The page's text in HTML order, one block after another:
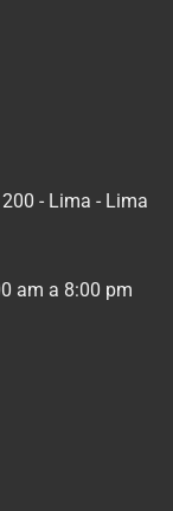
- Lima - Lima
am a 8:00 pm